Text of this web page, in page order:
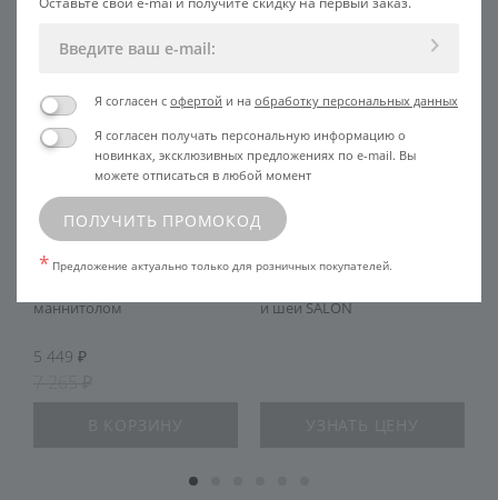
Специальная цена 25 %
маннитолом
5 449
и шеи SALON
Я согласен с офертой и на обработку персональных данных
Я согласен получать персональную информацию о
новинках, эксклюзивных предложениях по e-mail. Вы
можете отписаться в любой момент
ПОЛУЧИТЬ ПРОМОКОД
* Предложение актуально только для розничных покупателей.